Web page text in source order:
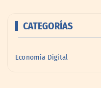
CATEGORÍAS
Economía Digital